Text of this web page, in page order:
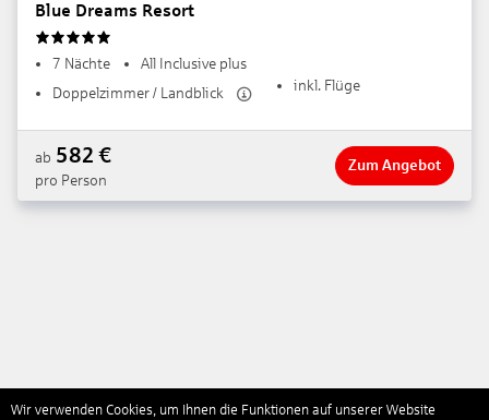
Blue Dreams Resort
7 Nächte
All Inclusive plus
Doppelzimmer / Landblick
inkl. Flüge
ab 582 €
pro Person
Zum Angebot
Wir verwenden Cookies, um Ihnen die Funktionen auf unserer Website